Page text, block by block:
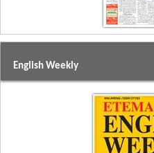
English Weekly